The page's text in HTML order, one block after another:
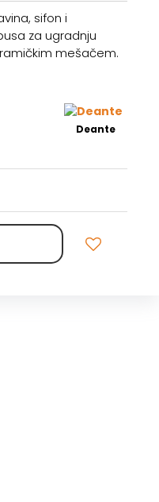
sifon i
za ugradnju
mešačem.
Deante